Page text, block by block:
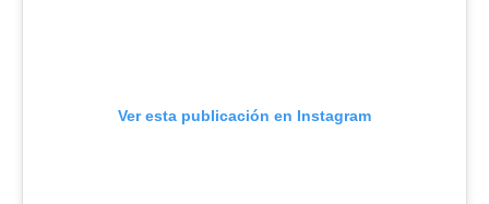
Ver esta publicación en Instagram